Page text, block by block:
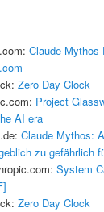
Claude Mythos
Zero Day Clock
Project
AI era
Claude Mythos:
zu gefährlich
System
Zero Day Clock